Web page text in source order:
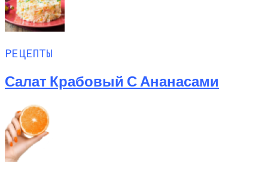
РЕЦЕПТЫ
Салат Крабовый С Ананасами